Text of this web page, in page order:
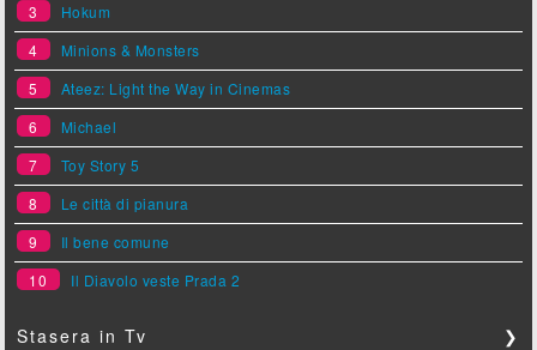
3
Hokum
4
Minions & Monsters
5
Ateez: Light the Way in Cinemas
6
Michael
7
Toy Story 5
8
Le città di pianura
9
Il bene comune
10
Il Diavolo veste Prada 2
Stasera in Tv ❯